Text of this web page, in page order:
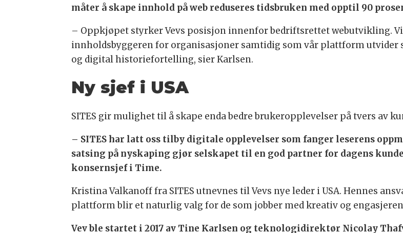
måter å skape innhold på web reduseres tidsbruken med opptil 90
– Oppkjøpet styrker Vevs posisjon innenfor bedriftsrettet webutvikling.
innholdsbyggeren for organisasjoner samtidig som vår plattform
og digital historiefortelling, sier Karlsen.
Ny sjef i USA
SITES gir mulighet til å skape enda bedre brukeropplevelser på tvers av
– SITES har latt oss tilby digitale opplevelser som fanger leserens
satsing på nyskaping gjør selskapet til en god partner for dagens
konsernsjef i Time.
Kristina Valkanoff fra SITES utnevnes til Vevs nye leder i USA. Hennes
plattform blir et naturlig valg for de som jobber med kreativ og
Vev ble startet i 2017 av Tine Karlsen og teknologidirektør Nicolay